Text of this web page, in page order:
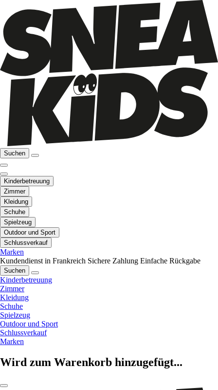
Suchen
Kinderbetreuung
Zimmer
Kleidung
Schuhe
Spielzeug
Outdoor und Sport
Schlussverkauf
Marken
Kundendienst in Frankreich Sichere Zahlung Einfache Rückgabe
Suchen
Kinderbetreuung
Zimmer
Kleidung
Schuhe
Spielzeug
Outdoor und Sport
Schlussverkauf
Marken
Wird zum Warenkorb hinzugefügt...